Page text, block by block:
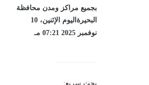
بجميع مراكز ومدن محافظة
البحيرةاليوم الإثنين، 10
نوفمبر 2025 07:21 مـ
بحث سريع: